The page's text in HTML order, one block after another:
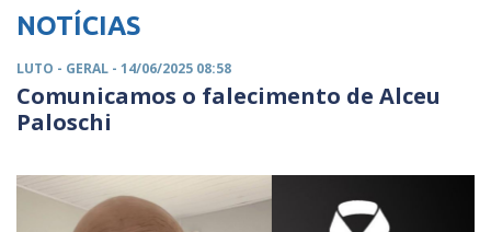
NOTÍCIAS
LUTO - GERAL - 14/06/2025 08:58
Comunicamos o falecimento de Alceu
Paloschi